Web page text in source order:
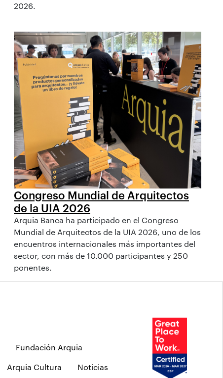
2026.
Congreso Mundial de Arquitectos
de la UIA 2026
Arquia Banca ha participado en el Congreso
Mundial de Arquitectos de la UIA 2026, uno de los
encuentros internacionales más importantes del
sector, con más de 10.000 participantes y 250
ponentes.
Fundación Arquia
Arquia Cultura Noticias